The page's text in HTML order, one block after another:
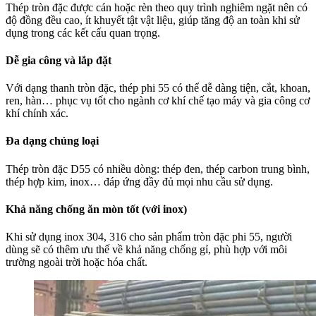
Thép tròn đặc được cán hoặc rèn theo quy trình nghiêm ngặt nên có
độ đồng đều cao, ít khuyết tật vật liệu, giúp tăng độ an toàn khi sử
dụng trong các kết cấu quan trọng.
Dễ gia công và lắp đặt
Với dạng thanh tròn đặc, thép phi 55 có thể dễ dàng tiện, cắt, khoan,
ren, hàn… phục vụ tốt cho ngành cơ khí chế tạo máy và gia công cơ
khí chính xác.
Đa dạng chủng loại
Thép tròn đặc D55 có nhiều dòng: thép đen, thép carbon trung bình,
thép hợp kim, inox… đáp ứng đầy đủ mọi nhu cầu sử dụng.
Khả năng chống ăn mòn tốt (với inox)
Khi sử dụng inox 304, 316 cho sản phẩm tròn đặc phi 55, người
dùng sẽ có thêm ưu thế về khả năng chống gỉ, phù hợp với môi
trường ngoài trời hoặc hóa chất.